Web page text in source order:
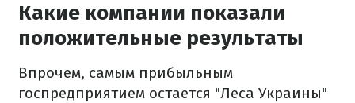
Какие компании показали
положительные результаты
Впрочем, самым прибыльным
госпредприятием остается "Леса Украины"